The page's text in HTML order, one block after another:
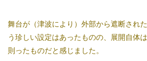
舞台が（津波により）外部から遮断され
う珍しい設定はあったものの、展開自体
則ったものだと感じました。